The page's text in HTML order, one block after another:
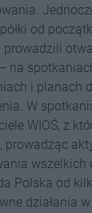
od
prowadzili
na
i planach
W
WIOŚ, z
prowadząc
wszelkich
Polska od
działania